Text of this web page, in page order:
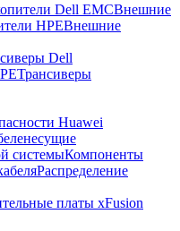
Dell EMCВнешние
HPEВнешние
Dell
Трансиверы
Huawei
системыКомпоненты
Распределение
платы xFusion